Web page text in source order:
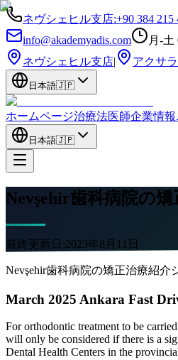
ネヴシェヒル支店:+90 384 215
info@akademyadis.com
月-土
ネヴシェヒル支店| アクサ
日本語🇯🇵
ホームページ治療法医師企業情報
日本語🇯🇵
Nevşehir歯科病院の
最終更新日:2023年8月11日
Nevşehir歯科病院の矯正治療紹介
March 2025 Ankara Fast
For orthodontic treatment to be
will only be considered if there is a
Dental Health Centers in the